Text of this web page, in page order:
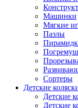
Машинки
Мягкие
Пазлы
Сортеры
Детские
Детские
Детские